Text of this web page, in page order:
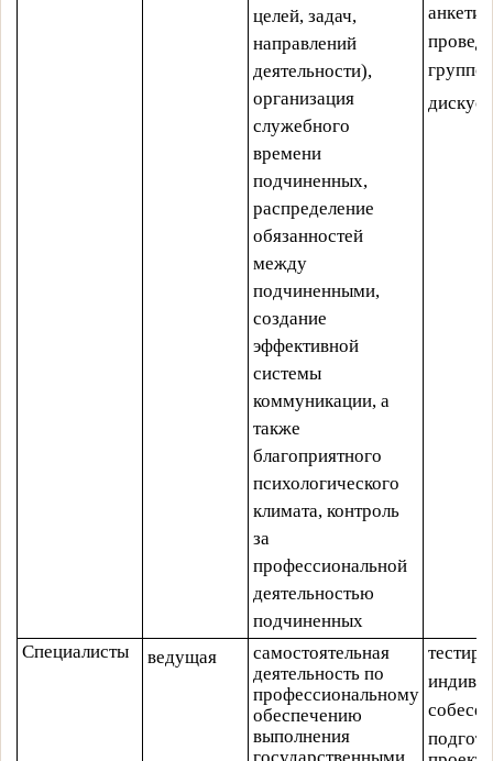
целей, задач,
направлений
деятельности),
организация
служебного
времени
подчиненных,
распределение
обязанностей
между
подчиненными,
создание
эффективной
системы
коммуникации, а
также
благоприятного
психологического
климата, контроль
за
профессиональной
деятельностью
подчиненных
Специалисты ведущая
самостоятельная
деятельность по
профессиональному
обеспечению
выполнения
государственными